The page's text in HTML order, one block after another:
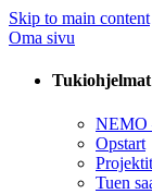
Skip to main content
Oma sivu
Tukiohjelmat
NEMO
Opstart
Tuen